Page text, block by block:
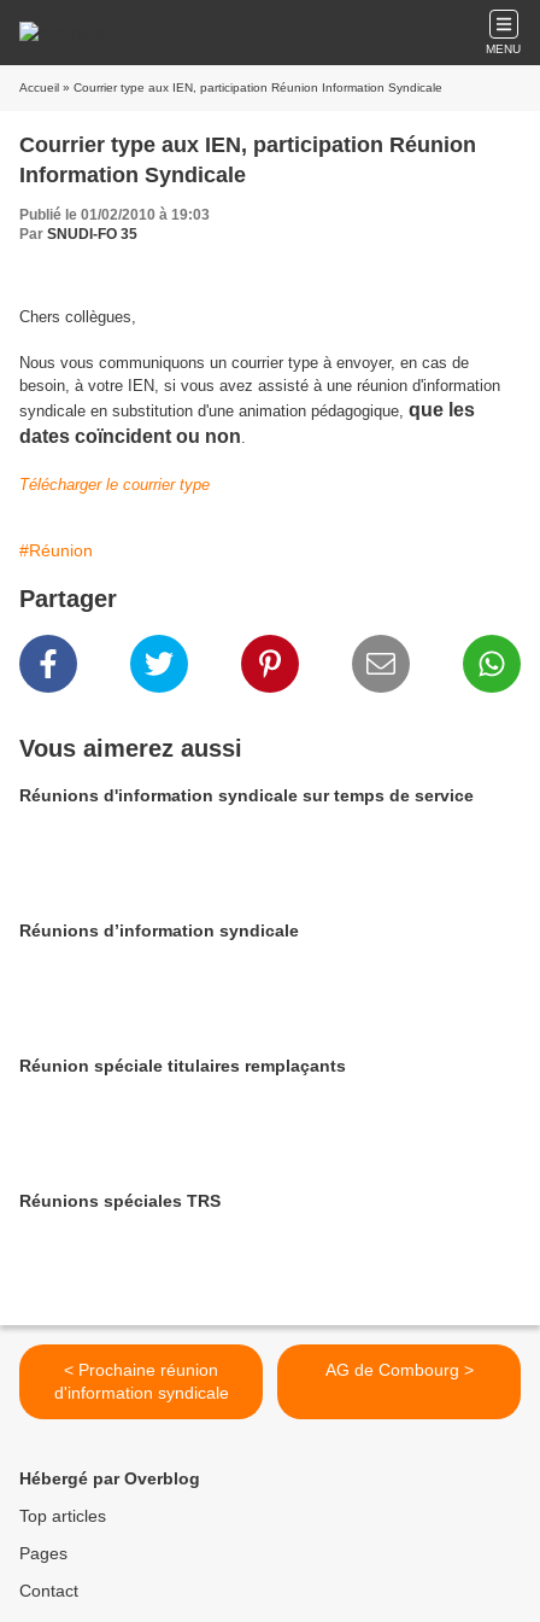
MENU
Accueil » Courrier type aux IEN, participation Réunion Information Syndicale
Courrier type aux IEN, participation Réunion
Information Syndicale
Publié le 01/02/2010 à 19:03
Par SNUDI-FO 35
Chers collègues,
Nous vous communiquons un courrier type à envoyer, en cas de
besoin, à votre IEN, si vous avez assisté à une réunion d'information
syndicale en substitution d'une animation pédagogique, que les
dates coïncident ou non.
Télécharger le courrier type
#Réunion
Partager
Vous aimerez aussi
Réunions d'information syndicale sur temps de service
Réunions d’information syndicale
Réunion spéciale titulaires remplaçants
Réunions spéciales TRS
< Prochaine réunion
d'information syndicale
AG de Combourg >
Hébergé par Overblog
Top articles
Pages
Contact